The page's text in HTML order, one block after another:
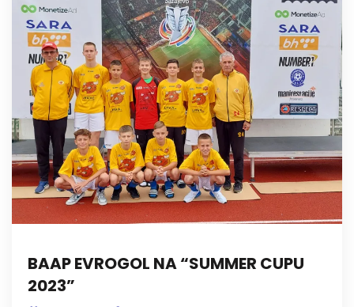
BAAP EVROGOL NA “SUMMER CUPU
2023”